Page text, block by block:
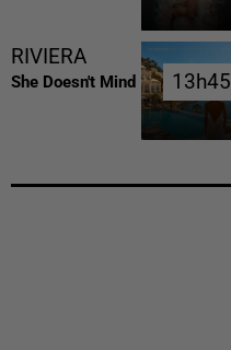
RIVIERA
She Doesn't Mind 13h45
13h45